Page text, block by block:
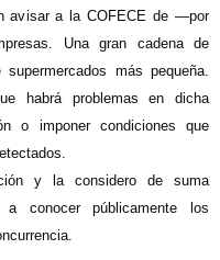
avisar a la COFECE de —por
Una gran cadena de
más pequeña.
habrá problemas en dicha
o imponer condiciones que
y la considero de suma
conocer públicamente los